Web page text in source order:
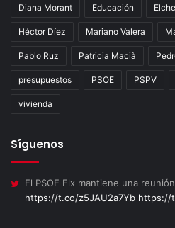
Diana Morant Educación Elche
Héctor Díez Mariano Valera
Pablo Ruz Patricia Macià
presupuestos PSOE PSPV
vivienda
Síguenos
El PSOE Elx mantiene una
https://t.co/z5JAU2a7Yb https://